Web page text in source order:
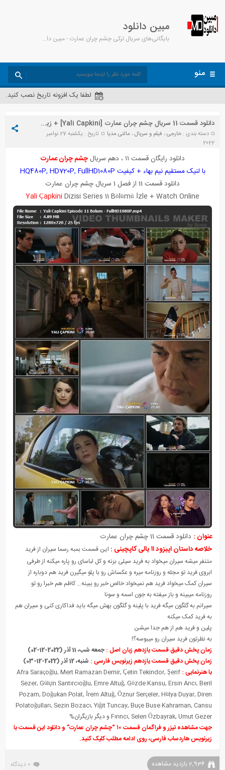
مبین دانلود
بایگانی‌های سریال ترکی چشم چران عمارت - مبین دانلود
منو
لطفا یک افزونه تاریخ نصب کنید.
دانلود قسمت 11 سریال چشم چران عمارت [Yali Capkini] + زیرنویس
دسته بندی :خارجی، فیلم و سریال، مالتی مدیا
تاریخ : یکشنبه 27 نوامبر
2022
دانلود رایگان قسمت ۱۱ ، دهم سریال
چشم چران عمارت
با لنیک مستقیم نیم بهاء + کیفیت HQ480P, HD720P, FullHD1080P
دانلود قسمت 11 از فصل 1 سریال چشم چران عمارت
Yali ÇapkiniDizisi Series 11 Bölümü İzle + Watch Online
عنوان : دانلود قسمت 11 چشم چران عمارت
خلاصه داستان اپیزود ۱۱ یالی کاپچینی :
این قسمت بمبه رسما سیران از فرید
متنفر میشه سیران میخواد به فرید سیلی بزنه و کل لباسای رو پاره میکنه از طرفی
ابروی فرید تو مجله و روزنامه میره و عکساش رو با پلو میگیرن فرید هم دوباره از
سیران کمک میخواد فرید هم نمیخواد خالص خبر رو ببینه… کاظم هم خبرا رو تو
روزنامه میبینه و باز میفته به جون اسمه و سونا
سیرانم به گلگون میگه فرید با پلینه و گلگون بهش میگه باید فداکاری کنی و سیران هم
به فرید کمک میکنه
پلین و فرید هم از هم جدا میشن
به نظرتون فرید سیران رو میبوسه؟!
زمان پخش دقیق قسمت یازدهم زبان اصل : جمعه شب، 11 آذر (2022-12-02)
زمان پخش دقیق قسمت یازدهم زیرنویس فارسی : شنبه، 12 آذر (2022-12-03)
با هنرنمایی : Afra Saraçoğlu, Mert Ramazan Demir, Çetin Tekindor, Şerif
Sezer, Gülçin Santırcıoğlu, Emre Altuğ, Gözde Kansu, Ersin Arıcı, Beril
Pozam, Doğukan Polat, İrem Altuğ, Öznur Serçeler, Hülya Duyar, Diren
Polatoğulları, Sezin Bozacı, Yiğit Tuncay, Buçe Buse Kahraman, Cansu
Fırıncı, Selen Özbayrak, Umut Gezer و دیگر بازیگران%
جهت مشاهده تیزر و فراگمان قسمت ۱۰ “چشم چران عمارت” و دانلود این قسمت با
زیرنویس هاردساب فارسی، روی ادامه مطلب کلیک کنید.
2,936 بازدید مشاهده 0 دیدگاه